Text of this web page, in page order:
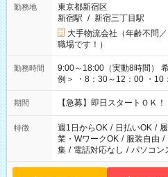
勤務地
東京都新宿区
新宿駅 / 新宿三丁目駅
大手物流会社（年齢不問
職場です！）
勤務時間
9:00～18:00（実動8時間） 希望の時間帯を選べます！ ＜シフト
例＞ ・8：30～12：00 ・
・13：00～22：00 ・22：
期間 【急募】即日スタートＯＫ
特徴 週1日からOK / 日払いOK /
業・WワークOK / 服装自由 /
集 / 電話対応なし / パソコン